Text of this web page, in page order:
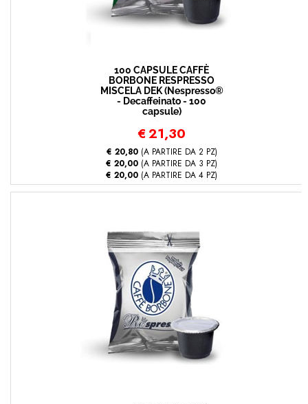
100 CAPSULE CAFFÈ
BORBONE RESPRESSO
MISCELA DEK (Nespresso®
- Decaffeinato - 100
capsule)
€21,30
€ 20,80(A PARTIRE DA 2 PZ)
€ 20,00 (A PARTIRE DA 3 PZ)
€ 20,00 (A PARTIRE DA 4 PZ)